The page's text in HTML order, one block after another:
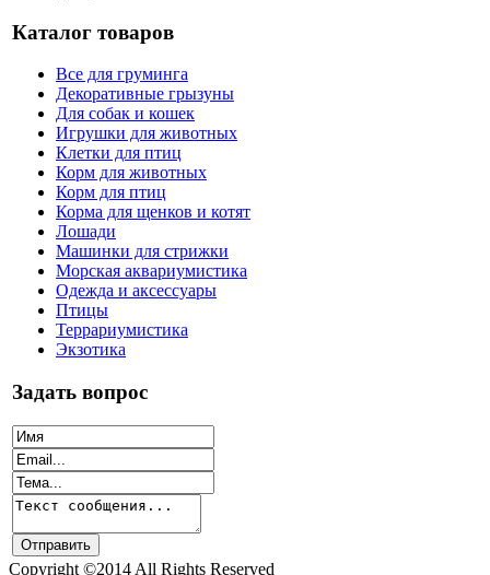
Каталог товаров
Все для груминга
Декоративные грызуны
Для собак и кошек
Игрушки для животных
Клетки для птиц
Корм для животных
Корм для птиц
Корма для щенков и котят
Лошади
Машинки для стрижки
Морская аквариумистика
Одежда и аксессуары
Птицы
Террариумистика
Экзотика
Задать вопрос
Copyright ©2014 All Rights Reserved